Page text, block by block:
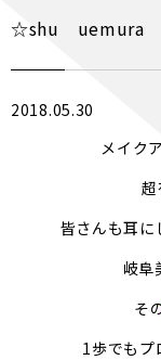
☆shu uemura
2018.05.30
メイク
皆さんも耳に
岐阜
そ
1歩でもプ